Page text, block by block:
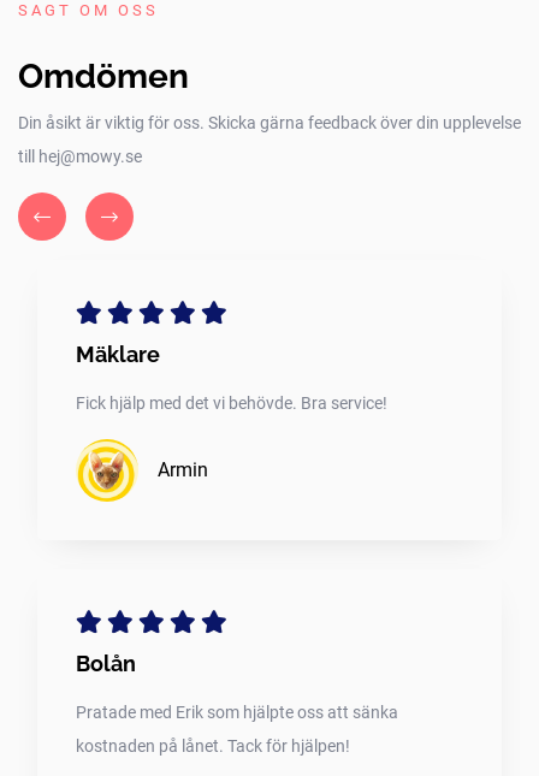
SAGT OM OSS
Omdömen
Din åsikt är viktig för oss. Skicka gärna feedback över din upplevelse
till hej@mowy.se
Mäklare
Fick hjälp med det vi behövde. Bra service!
Armin
Bolån
Pratade med Erik som hjälpte oss att sänka
kostnaden på lånet. Tack för hjälpen!